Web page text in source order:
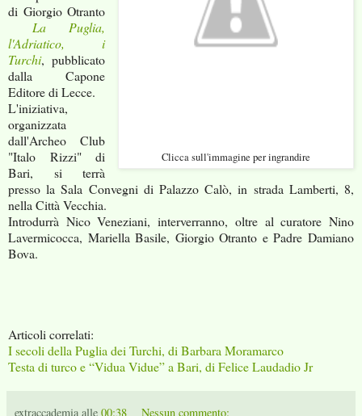
Clicca sull'immagine per ingrandire
di Giorgio Otranto
La Puglia,
l'Adriatico, i
Turchi, pubblicato
dalla Capone
Editore di Lecce.
L'iniziativa,
organizzata
dall'Archeo Club
"Italo Rizzi" di
Bari, si terrà
presso la Sala Convegni di Palazzo Calò, in strada Lamberti, 8,
nella Città Vecchia.
Introdurrà Nico Veneziani, interverranno, oltre al curatore Nino
Lavermicocca, Mariella Basile, Giorgio Otranto e Padre Damiano
Bova.
Articoli correlati:
I secoli della Puglia dei Turchi, di Barbara Moramarco
Testa di turco e “Vidua Vidue” a Bari, di Felice Laudadio Jr
extraccademia alle 00:38 Nessun commento: